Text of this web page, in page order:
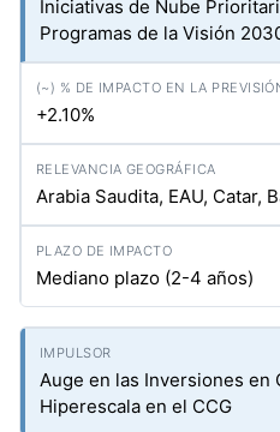
Iniciativas de Nube
Programas de la Visión
+2.10%
Arabia Saudita, EAU, Catar,
Mediano plazo (2-4 años)
Auge en las Inversiones en
Hiperescala en el CCG